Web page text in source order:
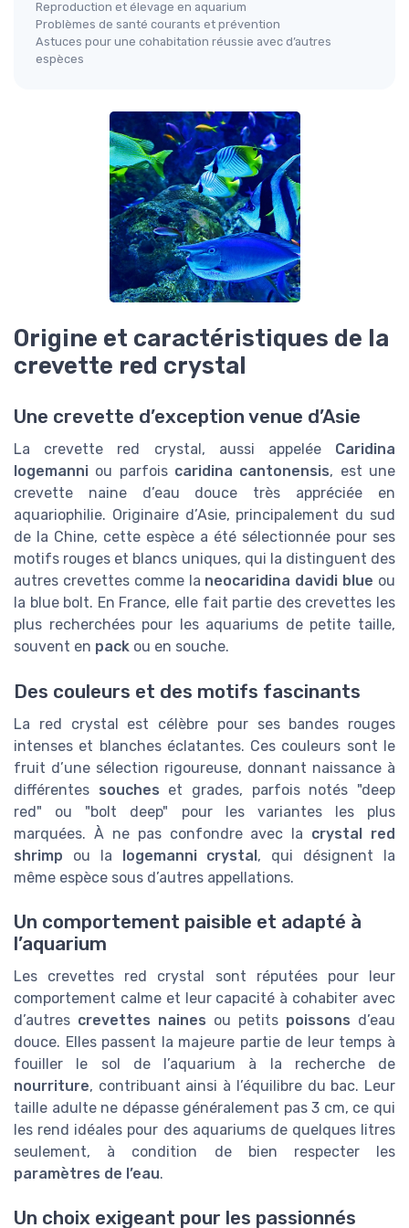
Reproduction et élevage en aquarium
Problèmes de santé courants et prévention
Astuces pour une cohabitation réussie avec d’autres
espèces
Origine et caractéristiques de la
crevette red crystal
Une crevette d’exception venue d’Asie
La crevette red crystal, aussi appelée Caridina
logemanni ou parfois caridina cantonensis, est une
crevette naine d’eau douce très appréciée en
aquariophilie. Originaire d’Asie, principalement du sud
de la Chine, cette espèce a été sélectionnée pour ses
motifs rouges et blancs uniques, qui la distinguent des
autres crevettes comme la neocaridina davidi blue ou
la blue bolt. En France, elle fait partie des crevettes les
plus recherchées pour les aquariums de petite taille,
souvent en pack ou en souche.
Des couleurs et des motifs fascinants
La red crystal est célèbre pour ses bandes rouges
intenses et blanches éclatantes. Ces couleurs sont le
fruit d’une sélection rigoureuse, donnant naissance à
différentes souches et grades, parfois notés "deep
red" ou "bolt deep" pour les variantes les plus
marquées. À ne pas confondre avec la crystal red
shrimp ou la logemanni crystal, qui désignent la
même espèce sous d’autres appellations.
Un comportement paisible et adapté à
l’aquarium
Les crevettes red crystal sont réputées pour leur
comportement calme et leur capacité à cohabiter avec
d’autres crevettes naines ou petits poissons d’eau
douce. Elles passent la majeure partie de leur temps à
fouiller le sol de l’aquarium à la recherche de
nourriture, contribuant ainsi à l’équilibre du bac. Leur
taille adulte ne dépasse généralement pas 3 cm, ce qui
les rend idéales pour des aquariums de quelques litres
seulement, à condition de bien respecter les
paramètres de l’eau.
Un choix exigeant pour les passionnés